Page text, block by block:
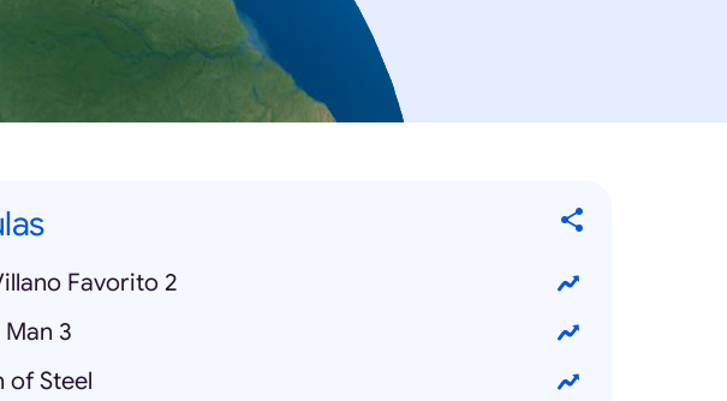
Favorito 2
3
of Steel